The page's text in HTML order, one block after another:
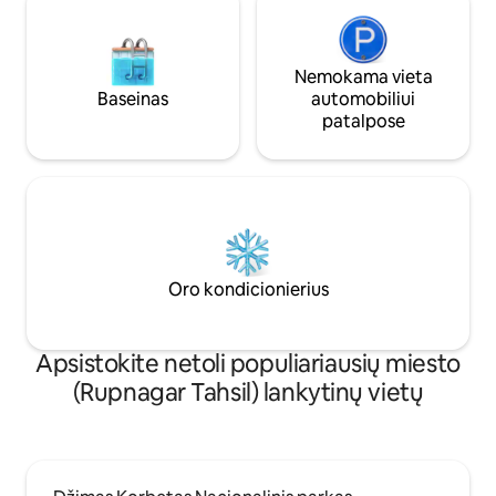
Baseinas
Nemokama vieta
automobiliui
patalpose
Oro kondicionierius
Apsistokite netoli populiariausių miesto
(Rupnagar Tahsil) lankytinų vietų